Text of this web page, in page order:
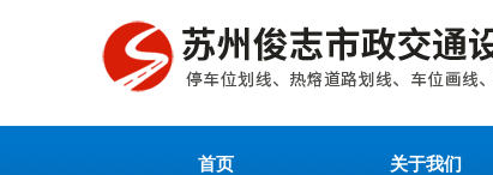
首页 关于我们